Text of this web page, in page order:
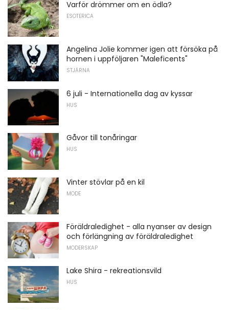
Varför drömmer om en ödla?
ESOTERICA
Angelina Jolie kommer igen att försöka på
hornen i uppföljaren "Maleficents"
STJÄRNA
6 juli - Internationella dag av kyssar
HUS
Gåvor till tonåringar
HUS
Vinter stövlar på en kil
MODE
Föräldraledighet - alla nyanser av design
och förlängning av föräldraledighet
MODERSKAP
Lake Shira - rekreationsvild
HUS